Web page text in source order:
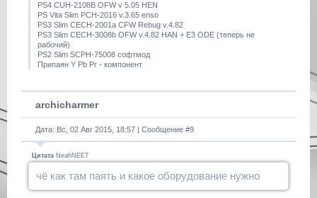
PS4 CUH-2108B OFW v 5.05 HEN
PS Vita Slim PCH-2016 v.3.65 enso
PS3 Slim CECH-2001a CFW Rebug v.4.82
PS3 Slim CECH-3008b OFW v.4.82 HAN + E3 ODE (теперь не
рабочий)
PS2 Slim SCPH-75008 софтмод
Припаян Y Pb Pr - компонент
archicharmer
Дата: Вс, 02 Авг 2015, 18:57 | Сообщение #9
Цитата NeahNEET
чё как там паять и какое оборудование нужно